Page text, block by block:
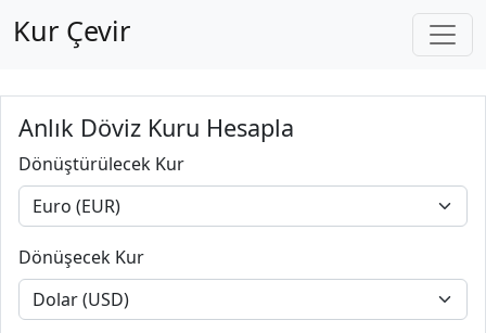
Kur Çevir
Anlık Döviz Kuru Hesapla
Dönüştürülecek Kur
Dönüşecek Kur